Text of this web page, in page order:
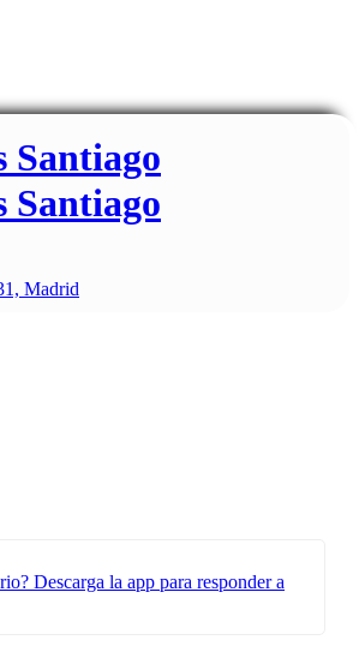
Santiago
Santiago
Madrid
Descarga la app para responder a